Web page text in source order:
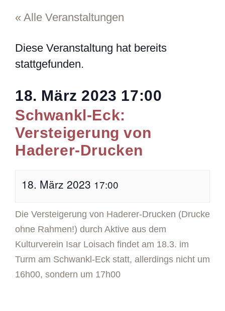
« Alle Veranstaltungen
Diese Veranstaltung hat bereits
stattgefunden.
18. März 2023 17:00
Schwankl-Eck:
Versteigerung von
Haderer-Drucken
18. März 2023 17:00
Die Versteigerung von Haderer-Drucken (Drucke
ohne Rahmen!) durch Aktive aus dem
Kulturverein Isar Loisach findet am 18.3. im
Turm am Schwankl-Eck statt, allerdings nicht um
16h00, sondern um 17h00